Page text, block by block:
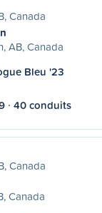
Canada
AB, Canada
Bleu '23
40 conduits
Canada
Canada